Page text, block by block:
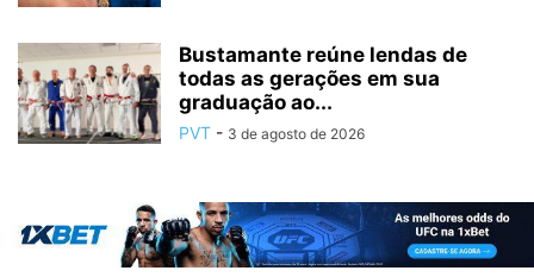
Bustamante reúne lendas de
todas as gerações em sua
graduação ao...
PVT - 3 de agosto de 2026